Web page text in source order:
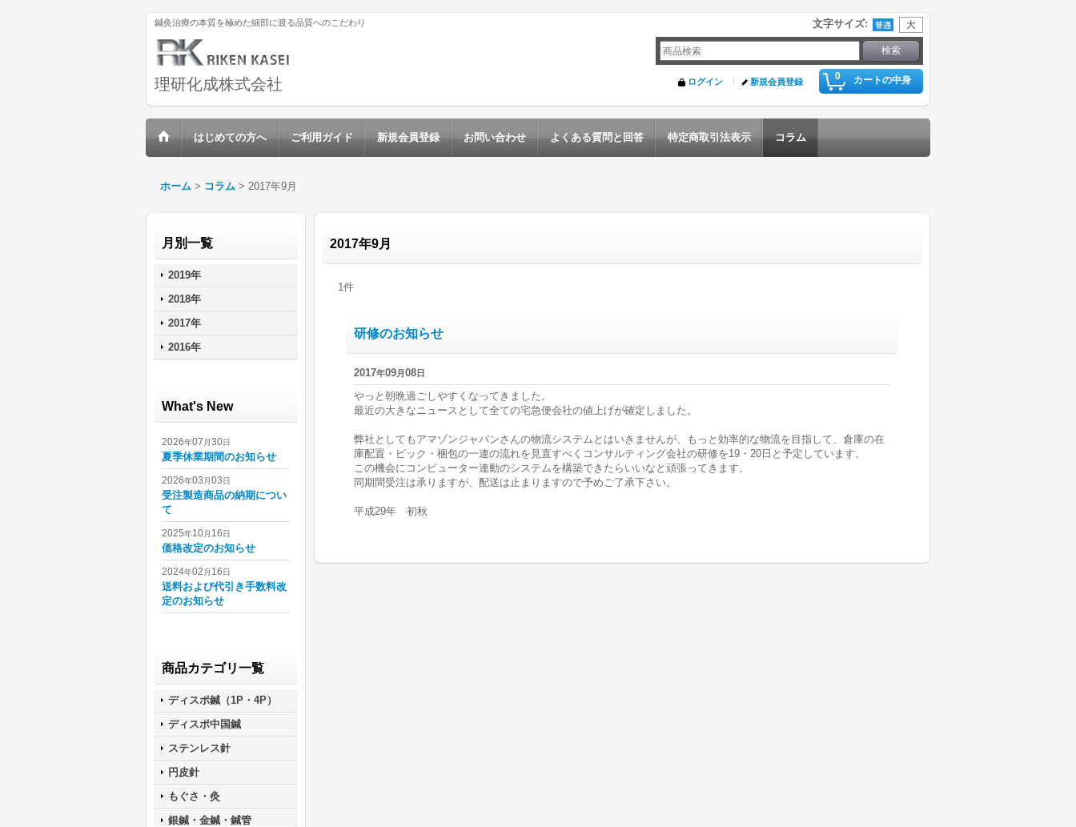
鍼灸治療の本質を極めた細部に渡る品質へのこだわり 文字サイズ:
理研化成株式会社 0 カートの中身
ログイン 新規会員登録
はじめての方へ ご利用ガイド 新規会員登録 お問い合わせ よくある質問と回答 特定商取引法表示 コラム
ホーム > コラム > 2017年9月
月別一覧
2019年
2018年
2017年
2016年
What's New
2026年07 月30日
夏季休業期間のお知らせ
2026年03 月03日
受注製造商品の納期につい
て
2025年10月 16日
価格改定のお知らせ
2024年02 月 16日
送料および代引き手数料改
定のお知らせ
商品カテゴリ一覧
ディスポ鍼（1P・4P）
ディスポ中国鍼
ステンレス針
円皮針
もぐさ・灸
銀鍼・金鍼・鍼管
2017年9月
1件
研修のお知らせ
2017年09月 08日
やっと朝晩過ごしやすくなってきました。
最近の大きなニュースとして全ての宅急便会社の値上げが確定しました。
弊社としてもアマゾンジャパンさんの物流システムとはいきませんが、もっと効率的な物流を目指して、倉庫の在
庫配置・ピック・梱包の一連の流れを見直すべくコンサルティング会社の研修を19・20日と予定しています。
この機会にコンピューター連動のシステムを構築できたらいいなと頑張ってきます。
同期間受注は承りますが、配送は止まりますので予めご了承下さい。
平成29年 初秋